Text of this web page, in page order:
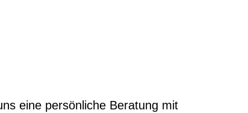
eine persönliche Beratung mit